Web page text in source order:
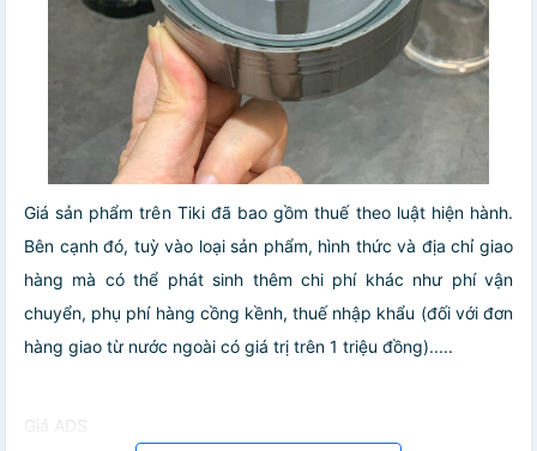
Giá sản phẩm trên Tiki đã bao gồm thuế theo luật hiện hành.
Bên cạnh đó, tuỳ vào loại sản phẩm, hình thức và địa chỉ giao
hàng mà có thể phát sinh thêm chi phí khác như phí vận
chuyển, phụ phí hàng cồng kềnh, thuế nhập khẩu (đối với đơn
hàng giao từ nước ngoài có giá trị trên 1 triệu đồng).....
Giá ADS